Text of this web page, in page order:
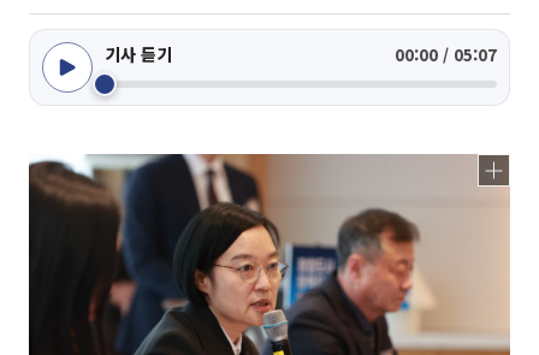
기사 듣기 00:00 / 05:07